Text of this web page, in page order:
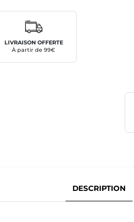
LIVRAISON OFFERTE
À partir de 99€
DESCRIPTION